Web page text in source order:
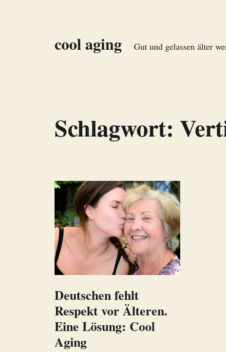
cool aging Gut und gelassen älter
Schlagwort:
Deutschen fehlt
Respekt vor Älteren.
Eine Lösung: Cool
Aging